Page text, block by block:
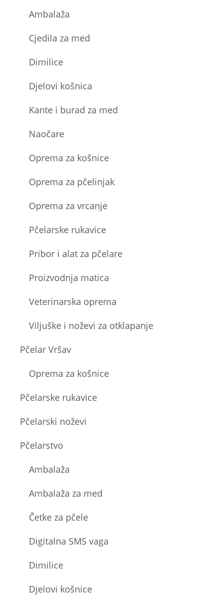
Ambalaža
Cjedila za med
Dimilice
Djelovi košnica
Kante i burad za med
Naočare
Oprema za košnice
Oprema za pčelinjak
Oprema za vrcanje
Pčelarske rukavice
Pribor i alat za pčelare
Proizvodnja matica
Veterinarska oprema
Viljuške i noževi za otklapanje
Pčelar Vršav
Oprema za košnice
Pčelarske rukavice
Pčelarski noževi
Pčelarstvo
Ambalaža
Ambalaža za med
Četke za pčele
Digitalna SMS vaga
Dimilice
Djelovi košnice